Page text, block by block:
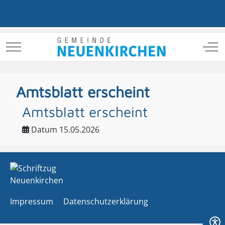
Mobile Menu Toggle
Amtsblatt erscheint
Amtsblatt erscheint
Datum 15.05.2026
Impressum Datenschutzerklärung